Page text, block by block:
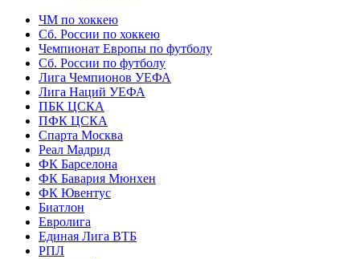
ЧМ по хоккею
Сб. России по хоккею
Чемпионат Европы по футболу
Сб. России по футболу
Лига Чемпионов УЕФА
Лига Наций УЕФА
ПБК ЦСКА
ПФК ЦСКА
Спарта Москва
Реал Мадрид
ФК Барселона
ФК Бавария Мюнхен
ФК Ювентус
Биатлон
Евролига
Единая Лига ВТБ
РПЛ